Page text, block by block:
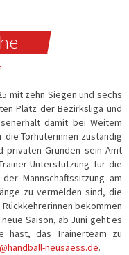
mit zehn Siegen und sechs
Platz der Bezirksliga und
damit bei Weitem
die Torhüterinnen zuständig
privaten Gründen sein Amt
Unterstützung für die
Mannschaftssitzung am
zu vermelden sind, die
bekommen
Saison, ab Juni geht es
hast, das Trainerteam zu
neusaess.de.